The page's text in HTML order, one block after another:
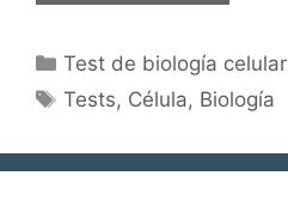
Categorías
Test de biología celular
Etiquetas
Tests, Célula, Biología